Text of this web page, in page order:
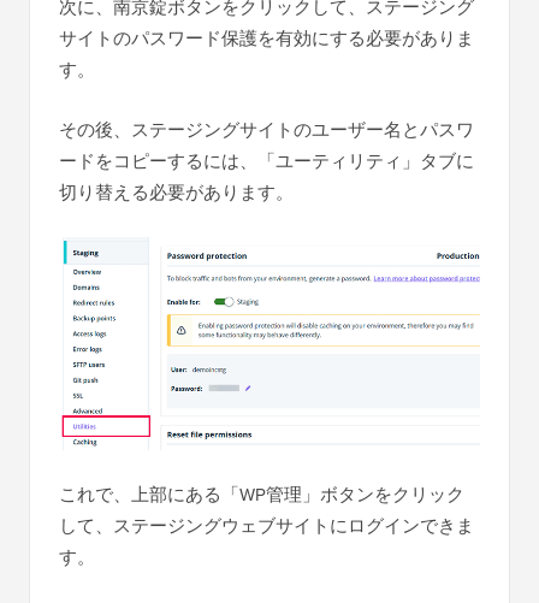
次に、南京錠ボタンをクリックして、ステージング
サイトのパスワード保護を有効にする必要がありま
す。
その後、ステージングサイトのユーザー名とパスワ
ードをコピーするには、「ユーティリティ」タブに
切り替える必要があります。
これで、上部にある「WP管理」ボタンをクリック
して、ステージングウェブサイトにログインできま
す。